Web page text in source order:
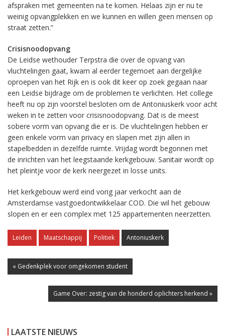
afspraken met gemeenten na te komen. Helaas zijn er nu te
weinig opvangplekken en we kunnen en willen geen mensen op
straat zetten.”
Crisisnoodopvang
De Leidse wethouder Terpstra die over de opvang van
vluchtelingen gaat, kwam al eerder tegemoet aan dergelijke
oproepen van het Rijk en is ook dit keer op zoek gegaan naar
een Leidse bijdrage om de problemen te verlichten. Het college
heeft nu op zijn voorstel besloten om de Antoniuskerk voor acht
weken in te zetten voor crisisnoodopvang. Dat is de meest
sobere vorm van opvang die er is. De vluchtelingen hebben er
geen enkele vorm van privacy en slapen met zijn allen in
stapelbedden in dezelfde ruimte. Vrijdag wordt begonnen met
de inrichten van het leegstaande kerkgebouw. Sanitair wordt op
het pleintje voor de kerk neergezet in losse units.
Het kerkgebouw werd eind vorig jaar verkocht aan de
Amsterdamse vastgoedontwikkelaar COD. Die wil het gebouw
slopen en er een complex met 125 appartementen neerzetten.
Leiden Maatschappij Politiek Antoniuskerk
« Gedenkplek voor omgekomen student
Game Over: zestig van de honderd oplichters herkend »
LAATSTE NIEUWS